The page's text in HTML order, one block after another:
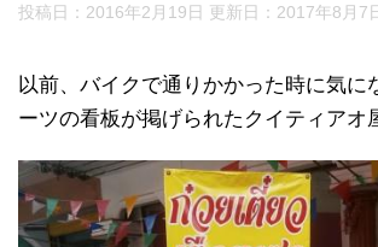
投稿日：2016年2月19日 更新日： 2017年8月7
以前、バイクで通りかかった時に気に
ーツの看板が掲げられたクイティアオ